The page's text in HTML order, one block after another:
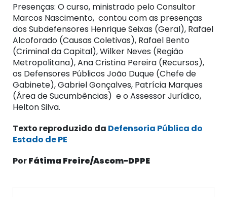
Presenças: O curso, ministrado pelo Consultor
Marcos Nascimento, contou com as presenças
dos Subdefensores Henrique Seixas (Geral), Rafael
Alcoforado (Causas Coletivas), Rafael Bento
(Criminal da Capital), Wilker Neves (Região
Metropolitana), Ana Cristina Pereira (Recursos),
os Defensores Públicos João Duque (Chefe de
Gabinete), Gabriel Gonçalves, Patrícia Marques
(Área de Sucumbências) e o Assessor Jurídico,
Helton Silva.
Texto reproduzido da Defensoria Pública do
Estado de PE
PorFátima Freire/Ascom-DPPE